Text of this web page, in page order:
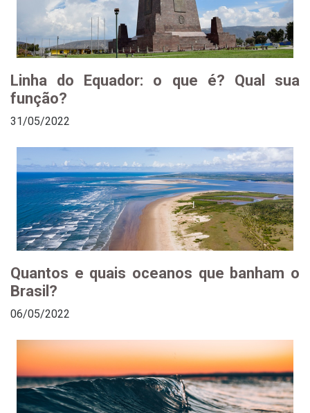
Linha do Equador: o que é? Qual sua
função?
31/05/2022
Quantos e quais oceanos que banham o
Brasil?
06/05/2022